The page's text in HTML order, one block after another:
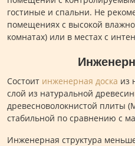
гостиные и спальни. Не
помещениях с высокой
комнатах) или в местах с
Состоит инженерная доска из
слой из натуральной
древесноволокнистой плиты
стабильной по сравнению с
Инженерная структура